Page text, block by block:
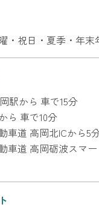
・祝日・夏季・年末
駅から 車で15分
ら 車で10分
車道 高岡北ICから5
車道 高岡砺波スマー